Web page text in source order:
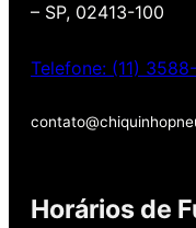
– SP, 02413-100
Telefone: (11)
Horários de